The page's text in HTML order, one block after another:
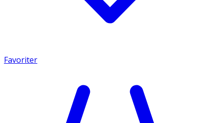
Favoriter